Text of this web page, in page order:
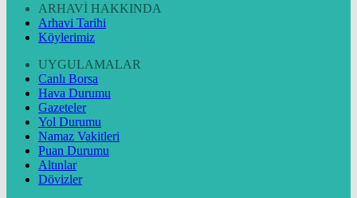
ARHAVİ HAKKINDA
Arhavi Tarihi
Köylerimiz
UYGULAMALAR
Canlı Borsa
Hava Durumu
Gazeteler
Yol Durumu
Namaz Vakitleri
Puan Durumu
Altınlar
Dövizler